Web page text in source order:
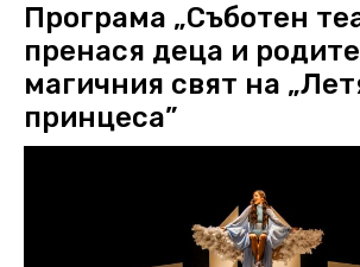
Програма „Съботен
пренася деца и
магичния свят на
принцеса”